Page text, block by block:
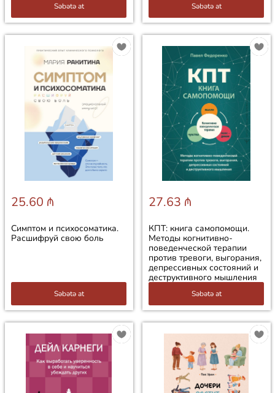
Səbətə at Səbətə at
25.60 ₼
Симптом и психосоматика.
Расшифруй свою боль
Səbətə at
27.63 ₼
КПТ: книга самопомощи.
Методы когнитивно-
поведенческой терапии
против тревоги, выгорания,
депрессивных состояний и
деструктивного мышления
Səbətə at